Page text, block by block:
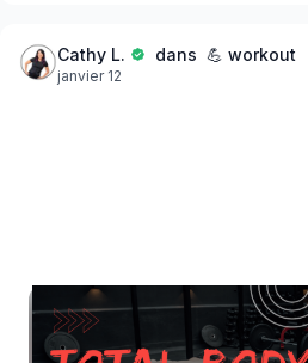
On nous parle toujours des résultats.
Comme à l’entraînement :
Cathy L. dans 💪 workout
janvier 12